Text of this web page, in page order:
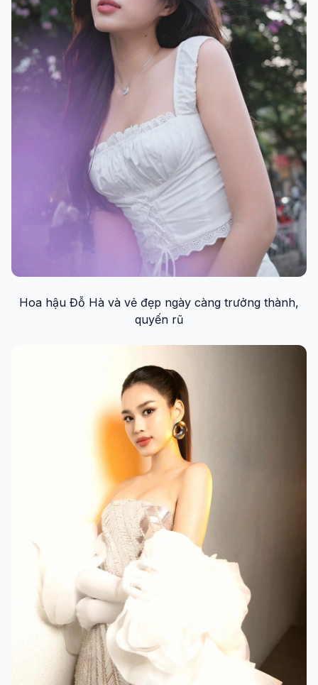
Hoa hậu Đỗ Hà và vẻ đẹp ngày càng trưởng thành,
quyến rũ